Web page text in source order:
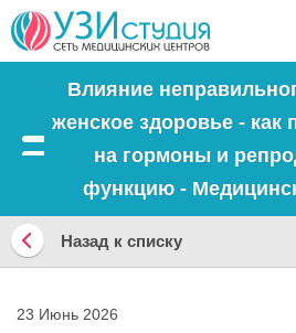
Влияние
женское здоровье - как
на гормоны и
функцию -
Назад
к
Назад к списку
23 Июнь 2026